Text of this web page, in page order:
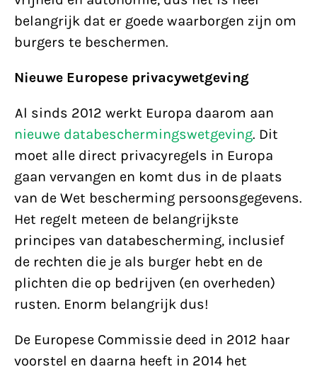
belangrijk dat er goede waarborgen zijn om
burgers te beschermen.
Nieuwe Europese privacywetgeving
Al sinds 2012 werkt Europa daarom aan
nieuwe databeschermingswetgeving. Dit
moet alle direct privacyregels in Europa
gaan vervangen en komt dus in de plaats
van de Wet bescherming persoonsgegevens.
Het regelt meteen de belangrijkste
principes van databescherming, inclusief
de rechten die je als burger hebt en de
plichten die op bedrijven (en overheden)
rusten. Enorm belangrijk dus!
De Europese Commissie deed in 2012 haar
voorstel en daarna heeft in 2014 het